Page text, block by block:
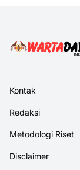
Kontak
Redaksi
Metodologi Riset
Disclaimer